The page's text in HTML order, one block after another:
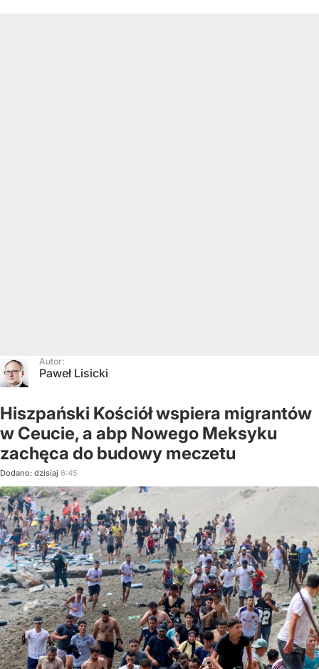
Autor:
Paweł Lisicki
Hiszpański Kościół wspiera migrantów
w Ceucie, a abp Nowego Meksyku
zachęca do budowy meczetu
Dodano: dzisiaj 6:45